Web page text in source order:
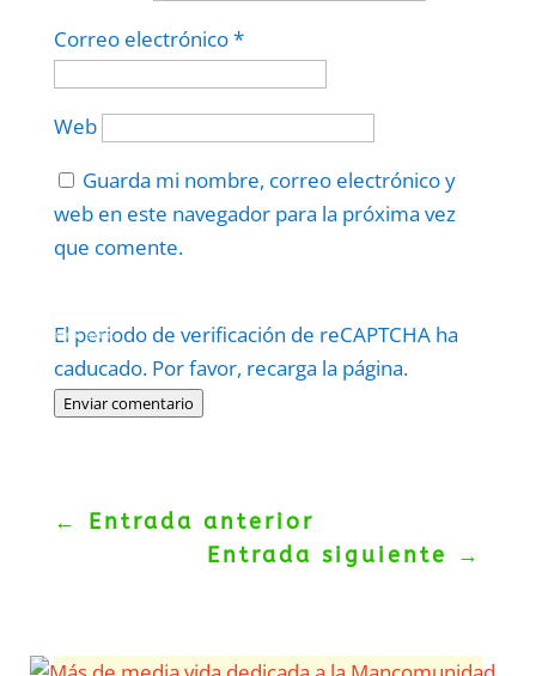
Correo electrónico*
Web
Guarda mi nombre, correo electrónico y
web en este navegador para la próxima vez
que comente.
El periodo de verificación de reCAPTCHA ha
caducado. Por favor, recarga la página.
Enviar comentario
Politica–Términos.
← Entrada anterior
Entrada siguiente
→